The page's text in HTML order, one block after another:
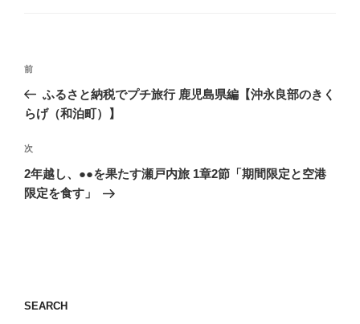
投
ナ
ゲ
ー
シ
前
の
投
前
ふるさと納税でプチ旅行 鹿児島県編【沖永良部のきく
らげ（和泊町）】
次
の
投
次
2年越し、●●を果たす瀬戸内旅 1章2節「期間限定と空港
限定を食す」
SEARCH